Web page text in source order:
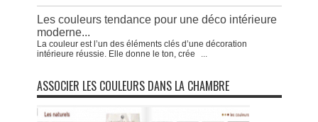
Les couleurs tendance pour une déco intérieure
moderne...
La couleur est l’un des éléments clés d’une décoration
intérieure réussie. Elle donne le ton, crée
...
ASSOCIER LES COULEURS DANS LA CHAMBRE